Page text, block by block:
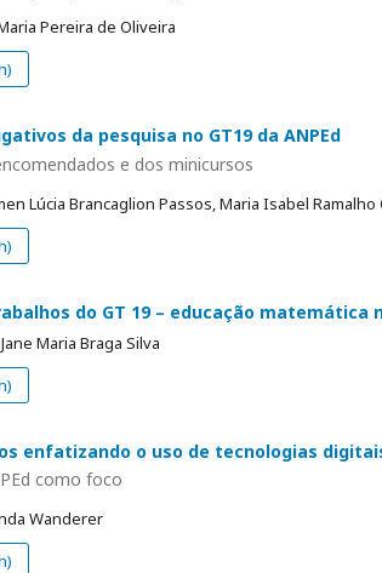
Pereira de Oliveira
da pesquisa no GT19 da ANPEd
e dos minicursos
Lúcia Brancaglion Passos, Maria Isabel Ramalho
do GT 19 – educação matemática
Maria Braga Silva
enfatizando o uso de tecnologias
como foco
Wanderer